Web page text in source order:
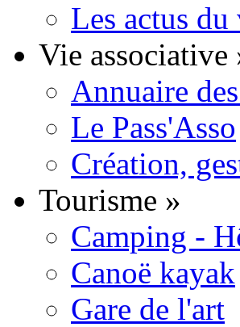
Les actus
Vie associative
Annuaire
Le Pass'Asso
Création,
Tourisme »
Camping -
Canoë kayak
Gare de l'art